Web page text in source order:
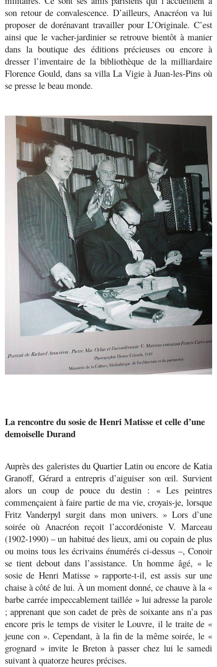
son retour de convalescence. D’ailleurs, Anacréon va lui
proposer de dorénavant travailler pour L’Originale. C’est
ainsi que le vacher-jardinier se retrouve bientôt à manier
dans la boutique des éditions précieuses ou encore à
dresser l’inventaire de la bibliothèque de la milliardaire
Florence Gould, dans sa villa La Vigie à Juan-les-Pins où
se presse le beau monde.
La rencontre du sosie de Henri Matisse et celle d’une
demoiselle Durand
Auprès des galeristes du Quartier Latin ou encore de Katia
Granoff, Gérard a entrepris d’aiguiser son œil. Survient
alors un coup de pouce du destin : « Les peintres
commençaient à faire partie de ma vie, croyais-je, lorsque
Fritz Vanderpyl surgit dans mon univers. » Lors d’une
soirée où Anacréon reçoit l’accordéoniste V. Marceau
(1902-1990) – un habitué des lieux, ami ou copain de plus
ou moins tous les écrivains énumérés ci-dessus –, Conoir
se tient debout dans l’assistance. Un homme âgé, « le
sosie de Henri Matisse » rapporte-t-il, est assis sur une
chaise à côté de lui. À un moment donné, ce chauve à la «
barbe carrée impeccablement taillée » lui adresse la parole
; apprenant que son cadet de près de soixante ans n’a pas
encore pris le temps de visiter le Louvre, il le traite de «
jeune con ». Cependant, à la fin de la même soirée, le «
grognard » invite le Breton à passer chez lui le samedi
suivant à quatorze heures précises.